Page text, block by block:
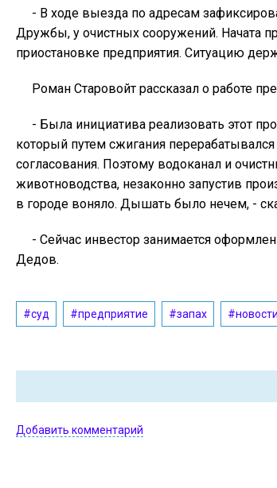
- В ходе выезда по адресам
Дружбы, у очистных сооружений. Начата
приостановке предприятия. Ситуацию
Роман Старовойт рассказал о работе
- Была инициатива реализовать этот
который путем сжигания
согласования. Поэтому водоканал и
животноводства, незаконно запустив
в городе воняло. Дышать было нечем, -
- Сейчас инвестор занимается
Дедов.
#суд #предприятие #запах
Добавить комментарий